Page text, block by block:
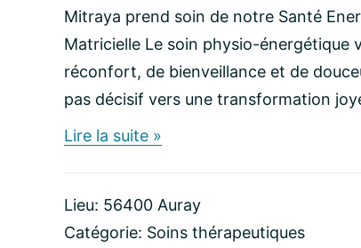
Mitraya prend soin de notre Santé
Matricielle Le soin physio-énergétique
réconfort, de bienveillance et de
pas décisif vers une transformation
Lire la suite »
–
Qi
Lieu: 56400 Auray
Catégorie: Soins thérapeutiques